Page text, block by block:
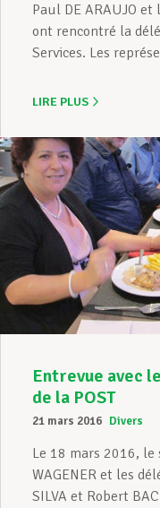
Paul DE ARAUJO et
ont rencontré la
Services. Les
LIRE PLUS
Entrevue avec
de la POST
21 mars 2016 Divers
Le 18 mars 2016, le
WAGENER et les
SILVA et Robert